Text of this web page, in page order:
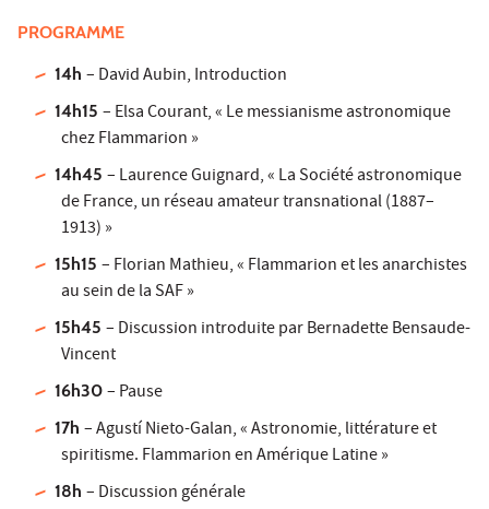
PROGRAMME
14h– David Aubin, Introduction
14h15– Elsa Courant, « Le messianisme astronomique
chez Flammarion »
14h45– Laurence Guignard, « La Société astronomique
de France, un réseau amateur transnational (1887–
1913) »
15h15– Florian Mathieu, « Flammarion et les anarchistes
au sein de la SAF »
15h45– Discussion introduite par Bernadette Bensaude-
Vincent
16h30– Pause
17h– Agustí Nieto-Galan, « Astronomie, littérature et
spiritisme. Flammarion en Amérique Latine »
18h– Discussion générale